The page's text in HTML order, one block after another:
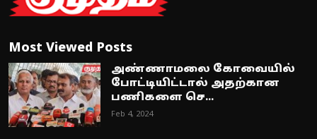
Most Viewed Posts
அண்ணாமலை கோவையில்
போட்டியிட்டால் அதற்கான
பணிகளை செ...
Feb 4, 2024